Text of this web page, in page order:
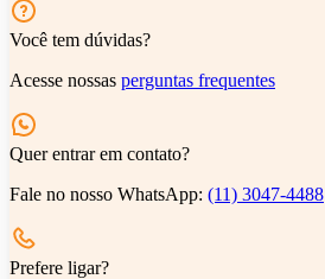
Você tem dúvidas?
Acesse nossas perguntas frequentes
Quer entrar em contato?
Fale no nosso WhatsApp: (11) 3047-4488
Prefere ligar?